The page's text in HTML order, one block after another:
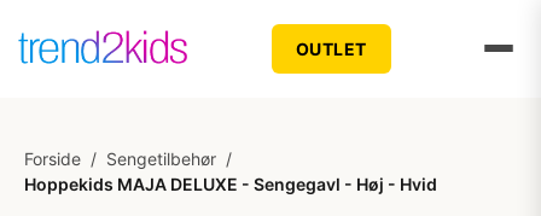
OUTLET
Forside / Sengetilbehør /
Hoppekids MAJA DELUXE - Sengegavl - Høj - Hvid